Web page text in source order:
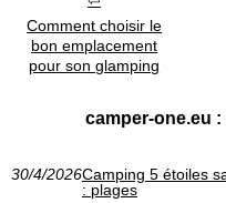
Comment choisir le
bon emplacement
pour son glamping
camper-one.eu
30/4/2026Camping 5 étoiles
: plages